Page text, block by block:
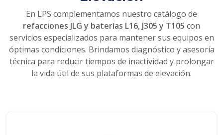
En LPS complementamos nuestro catálogo de
refacciones JLG y baterías L16, J305 y T105 con
servicios especializados para mantener sus equipos en
óptimas condiciones. Brindamos diagnóstico y asesoría
técnica para reducir tiempos de inactividad y prolongar
la vida útil de sus plataformas de elevación.